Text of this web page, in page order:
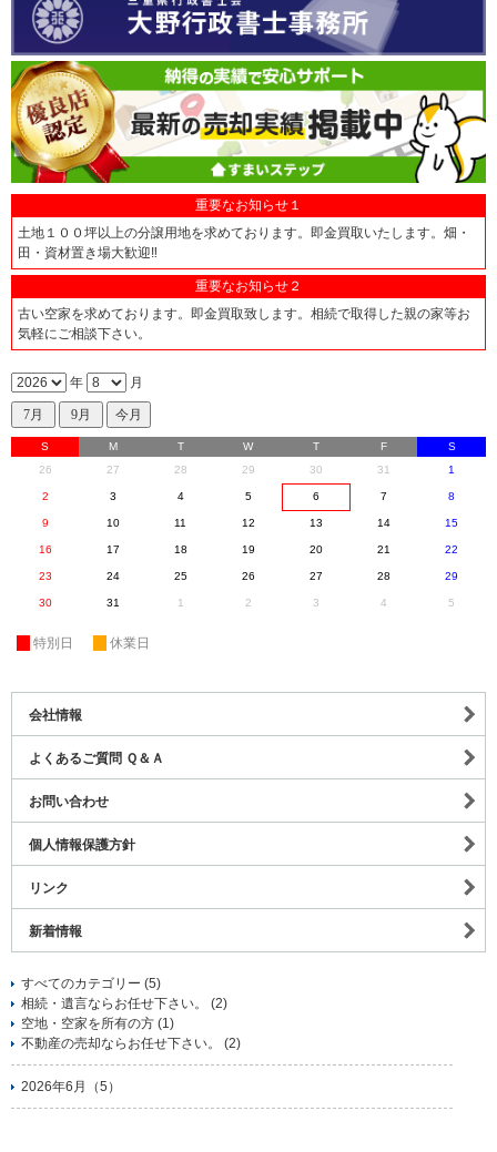
重要なお知らせ１
土地１００坪以上の分譲用地を求めております。即金買取いたします。畑・
田・資材置き場大歓迎‼
重要なお知らせ２
古い空家を求めております。即金買取致します。相続で取得した親の家等お
気軽にご相談下さい。
年 月
S M T W T F
S
26
27 28 29 30 31 1
2 3 4 5 6 7 8
9 10 11 12 13 14 15
16 17 18 19 20 21 22
23 24 25 26 27 28 29
30 31 1 2 3 4 5
特別日 休業日
会社情報
よくあるご質問 Ｑ＆Ａ
お問い合わせ
個人情報保護方針
リンク
新着情報
すべてのカテゴリー (5)
相続・遺言ならお任せ下さい。 (2)
空地・空家を所有の方 (1)
不動産の売却ならお任せ下さい。 (2)
2026年6月（5）